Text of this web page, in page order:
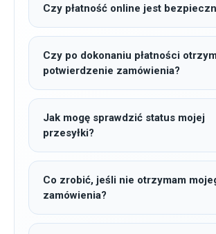
Czy płatność online jest
Czy po dokonaniu płatności
potwierdzenie zamówienia?
Jak mogę sprawdzić status mojej
przesyłki?
Co zrobić, jeśli nie otrzymam
zamówienia?